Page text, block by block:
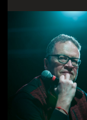
© 2026 Национальная
Discovery. GOLD
Discovery – журнал Discovery,
знак.
Организатор премии: ООО
7721588455 ОГРН
Юридический адрес: г. Москва,
корп.3, пом.